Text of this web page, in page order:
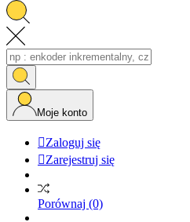
Moje konto
Zaloguj się
Zarejestruj się
Porównaj (0)